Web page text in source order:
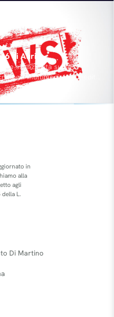
di Auris
silenziosità sulla
multimediale e inedita
novità del Model Year
si è confermata al primo
alla variante Touring Sports,
in
alla
agli
L.
Di Martino